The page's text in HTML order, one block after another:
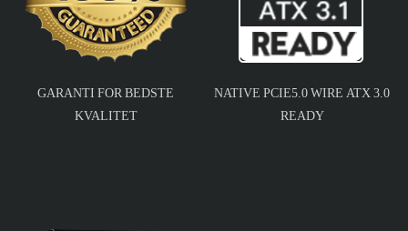
GARANTI FOR BEDSTE
KVALITET
NATIVE PCIE5.0 WIRE ATX 3.0
READY